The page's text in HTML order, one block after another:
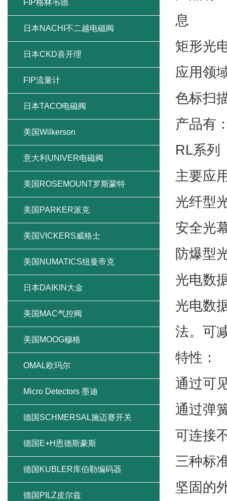
息
矩形光
应用领
色标扫
产品有
RL系列
主要应
光纤型
安全光
防爆型
光电数
光电数
法。可
特性：
通过可
通过弹
可连接
三种标
坚固的
FIP格林韦德
日本NACHI不二越电磁阀
日本CKD喜开理
FIP流量计
日本TACO电磁阀
美国Wilkerson
意大利UNIVER电磁阀
美国ROSEMOUNT罗斯蒙特
美国PARKER派克
美国VICKERS威格士
美国NUMATICS纽曼帝克
日本DAIKIN大金
美国MAC气控阀
美国MOOG穆格
OMAL欧玛尔
Micro Detectors 墨迪
德国SCHMERSAL施迈赛开关
德国E+H恩德斯豪斯
德国KUBLER库伯勒编码器
德国PILZ皮尔兹